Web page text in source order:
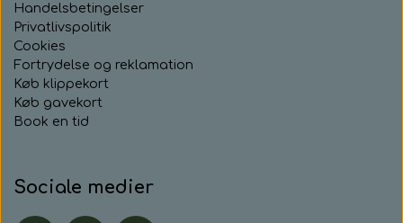
Handelsbetingelser
Privatlivspolitik
Cookies
Fortrydelse og reklamation
Køb klippekort
Køb gavekort
Book en tid
Sociale medier